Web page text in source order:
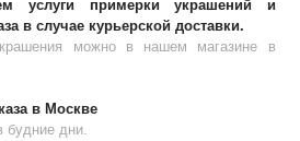
услуги примерки украшений и
в случае курьерской доставки.
можно в нашем магазине в
в Москве
будние дни.